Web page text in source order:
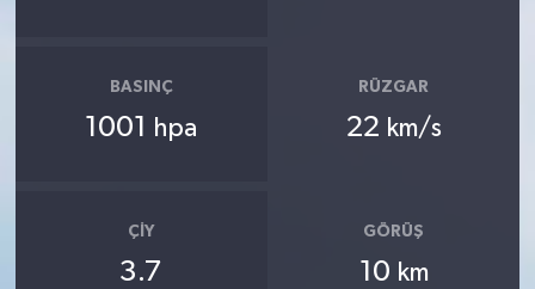
BASINÇ
1001 hpa
RÜZGAR
22 km/s
ÇIY
3.7
GÖRÜŞ
10 km